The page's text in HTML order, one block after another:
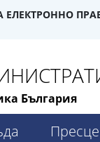
ЕЛЕКТРОННО
България